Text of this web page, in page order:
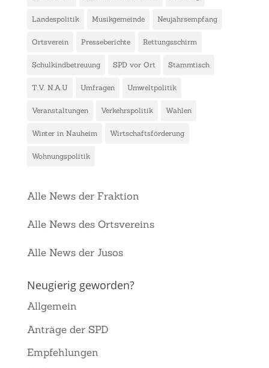
Landespolitik Musikgemeinde Neujahrsempfang
Ortsverein Presseberichte Rettungsschirm
Schulkindbetreuung SPD vor Ort Stammtisch
T.V. N.A.U Umfragen Umweltpolitik
Veranstaltungen Verkehrspolitik Wahlen
Winter in Nauheim Wirtschaftsförderung
Wohnungspolitik
Alle News der Fraktion
Alle News des Ortsvereins
Alle News der Jusos
Neugierig geworden?
Allgemein
Anträge der SPD
Empfehlungen